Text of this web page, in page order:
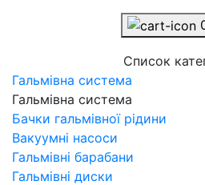
Список
Гальмівна система
Гальмівна система
Бачки гальмівної рідини
Вакуумні насоси
Гальмівні барабани
Гальмівні диски